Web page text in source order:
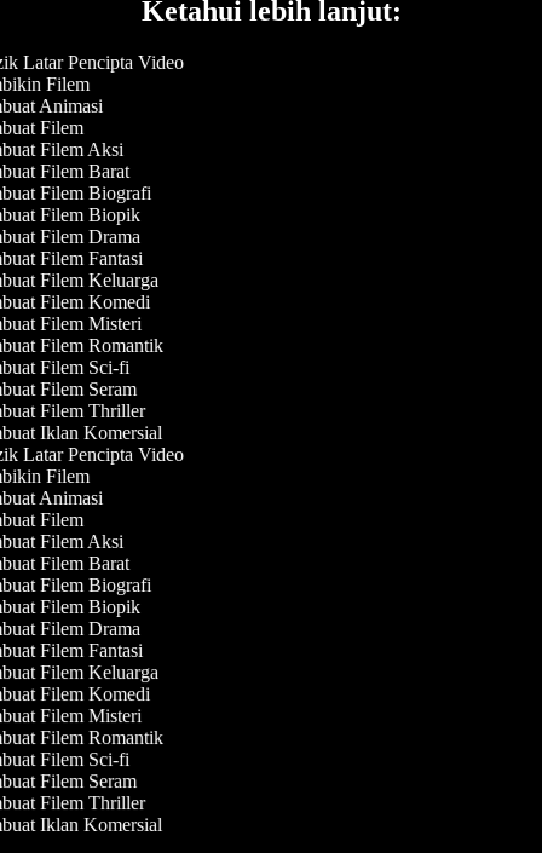
Ketahui lebih lanjut:
Latar Pencipta Video
Filem
Animasi
Filem
Filem Aksi
Filem Barat
Filem Biografi
Filem Biopik
Filem Drama
Filem Fantasi
Filem Keluarga
Filem Komedi
Filem Misteri
Filem Romantik
Filem Sci-fi
Filem Seram
Filem Thriller
Iklan Komersial
Latar Pencipta Video
Filem
Animasi
Filem
Filem Aksi
Filem Barat
Filem Biografi
Filem Biopik
Filem Drama
Filem Fantasi
Filem Keluarga
Filem Komedi
Filem Misteri
Filem Romantik
Filem Sci-fi
Filem Seram
Filem Thriller
Iklan Komersial